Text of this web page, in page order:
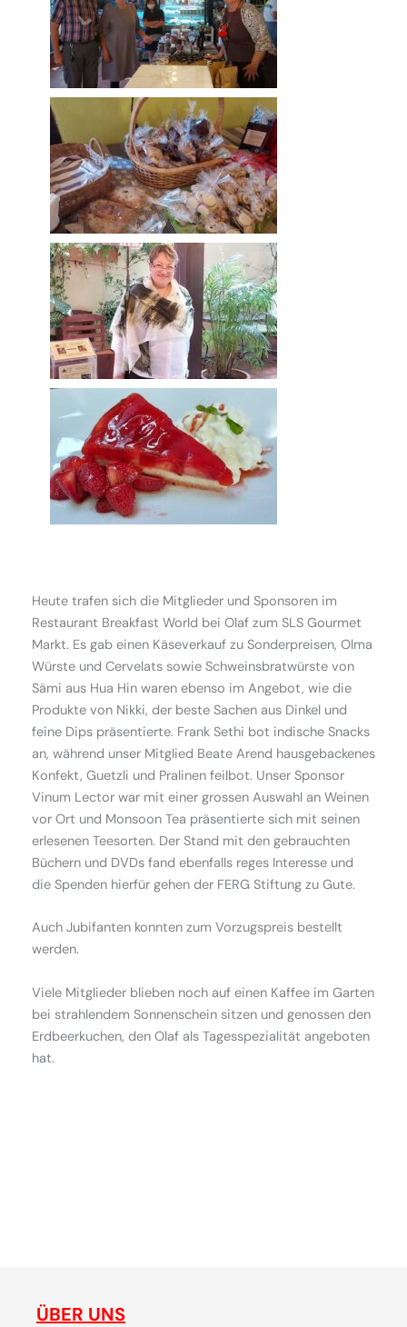
Heute trafen sich die Mitglieder und Sponsoren im
Restaurant Breakfast World bei Olaf zum SLS Gourmet
Markt. Es gab einen Käseverkauf zu Sonderpreisen, Olma
Würste und Cervelats sowie Schweinsbratwürste von
Sämi aus Hua Hin waren ebenso im Angebot, wie die
Produkte von Nikki, der beste Sachen aus Dinkel und
feine Dips präsentierte. Frank Sethi bot indische Snacks
an, während unser Mitglied Beate Arend hausgebackenes
Konfekt, Guetzli und Pralinen feilbot. Unser Sponsor
Vinum Lector war mit einer grossen Auswahl an Weinen
vor Ort und Monsoon Tea präsentierte sich mit seinen
erlesenen Teesorten. Der Stand mit den gebrauchten
Büchern und DVDs fand ebenfalls reges Interesse und
die Spenden hierfür gehen der FERG Stiftung zu Gute.
Auch Jubifanten konnten zum Vorzugspreis bestellt
werden.
Viele Mitglieder blieben noch auf einen Kaffee im Garten
bei strahlendem Sonnenschein sitzen und genossen den
Erdbeerkuchen, den Olaf als Tagesspezialität angeboten
hat.
ÜBER UNS